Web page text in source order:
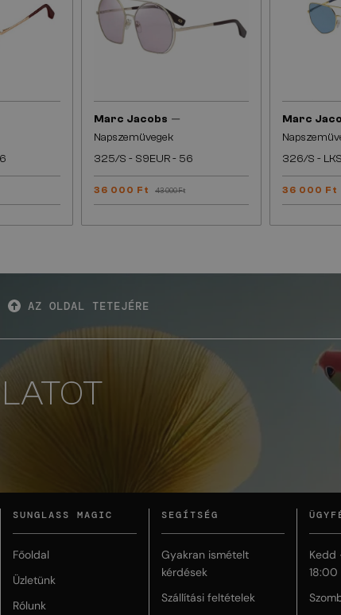
Marc Jacobs —
Napszemüvegek
325/S - S9EUR - 56
36 000 Ft 43 000 Ft
Marc
326/S -
36 000 Ft
AZ OLDAL TETEJÉRE
SUNGLASS MAGIC
Főoldal
Üzletünk
Rólunk
SEGÍTSÉG
Gyakran ismételt
kérdések
Szállítási feltételek
Kedd
18:00